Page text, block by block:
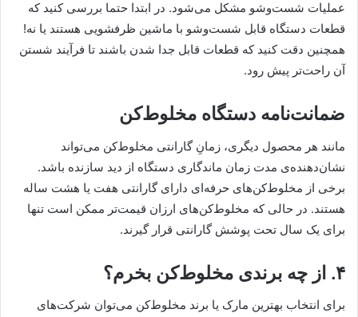
عملیات شست‌وشو مشکل می‌شود. در ابتدا حتما بررسی کنید که
قطعات دستگاه قابل شست‌وشو با ماشین ظرفشویی هستند یا نه!
همچنین دقت کنید که قطعات قابل جدا شدن باشند تا فرآیند شستن
آن راحت‌تر پیش رود.
ضمانت‌نامه دستگاه مخلوط‌کن
مانند هر محصول دیگری، زمانِ گارانتی مخلوط‌کن می‌تواند
نشان‌دهنده‌ی مدت زمان ماندگاری دستگاه از دید سازنده باشد.
برخی از مخلوط‌کن‌های حرفه‌ای دارای گارانتی هفت یا هشت ساله
هستند. در حالی که مخلوط‌کن‌های ارزان قیمت‌تر ممکن است تنها
برای یک سال تحت پوشش گارانتی قرار گیرند.
۴. از چه برندی مخلوط‌کن بخرم؟
برای انتخاب بهترین مارک یا برند مخلوط‌کن می‌توان شرکت‌های